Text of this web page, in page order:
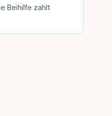
Beihilfe zahlt